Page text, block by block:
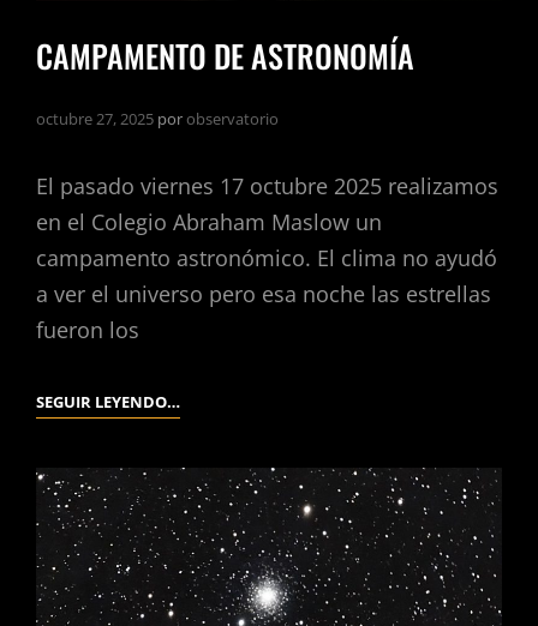
CAMPAMENTO DE ASTRONOMÍA
octubre 27, 2025 porobservatorio
El pasado viernes 17 octubre 2025 realizamos
en el Colegio Abraham Maslow un
campamento astronómico. El clima no ayudó
a ver el universo pero esa noche las estrellas
fueron los
SEGUIR LEYENDO…